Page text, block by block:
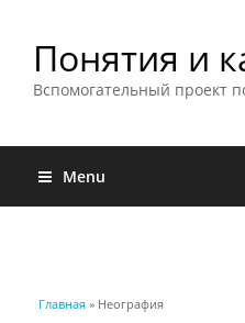
Понятия и
Вспомогательный проект
Menu
Вы здесь
Главная » Неография